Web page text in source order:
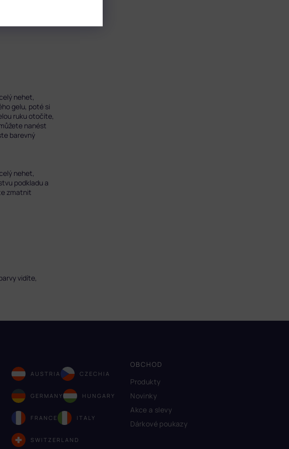
nehet,
gelu, poté si
ruku otočíte,
nanést
barevný
nehet,
podkladu a
zmatnit
vidíte,
AUSTRIA CZECHIA
GERMANY HUNGARY
FRANCE ITALY
SWITZERLAND
OBCHOD
Produkty
Novinky
Akce a slevy
Dárkové poukazy